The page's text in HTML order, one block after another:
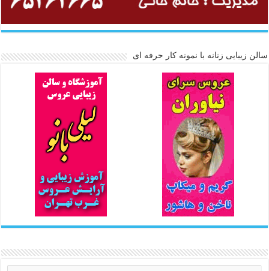
سالن زیبایی زنانه با نمونه کار حرفه ای